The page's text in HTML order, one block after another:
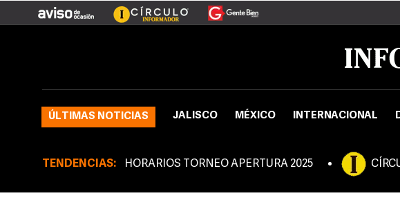
ÚLTIMAS NOTICIAS JALISCO MÉXICO INTERNACIONAL
TENDENCIAS: HORARIOS TORNEO APERTURA 2025